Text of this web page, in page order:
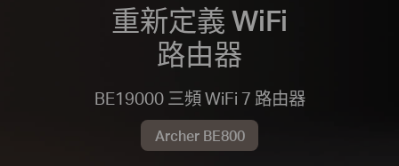
重新定義 WiFi
路由器
BE19000 三頻 WiFi 7 路由器
Archer BE800